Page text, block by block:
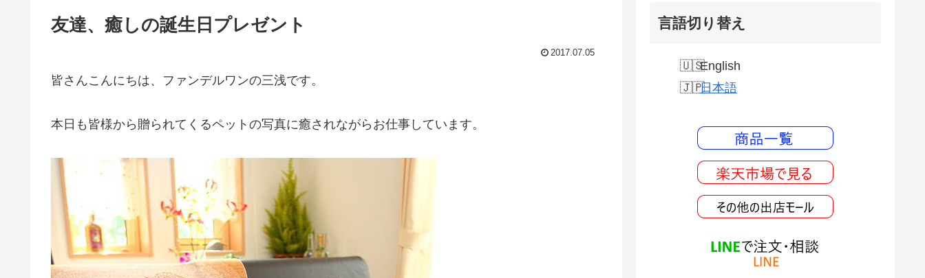
友達、癒しの誕生日プレゼント
2017.07.05
皆さんこんにちは、ファンデルワンの三浅です。
本日も皆様から贈られてくるペットの写真に癒されながらお仕事しています。
言語切り替え
English
日本語